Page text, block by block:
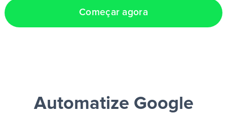
Começar agora
Automatize Google